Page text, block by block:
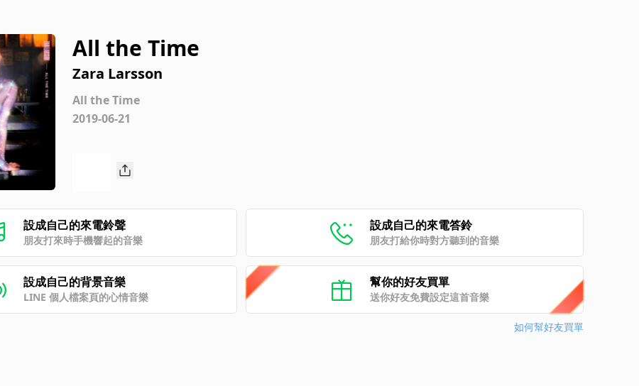
All the Time
Zara Larsson
All the Time
2019-06-21
設成自己的來電鈴聲
朋友打來時手機響起的音樂
設成自己的來電答鈴
朋友打給你時對方聽到的音樂
設成自己的背景音樂
LINE 個人檔案頁的心情音樂
幫你的好友買單
送你好友免費設定這首音樂
如何幫好友買單